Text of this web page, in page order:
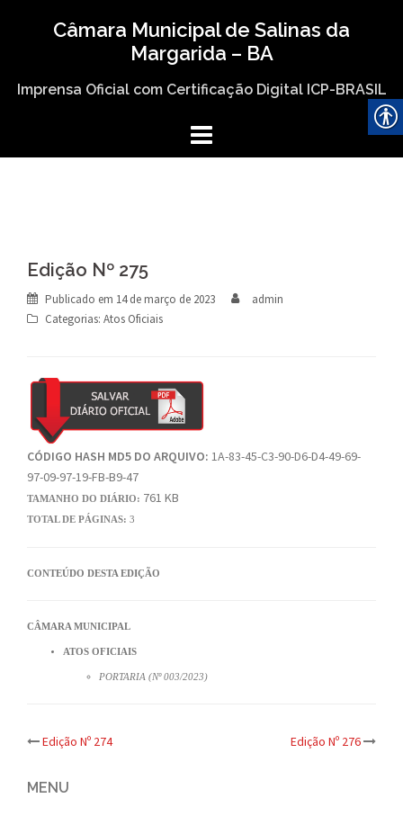
Câmara Municipal de Salinas da
Margarida – BA
Imprensa Oficial com Certificação Digital ICP-BRASIL
Edição Nº 275
Publicado em 14 de março de 2023
admin
Categorias: Atos Oficiais
CÓDIGO HASH MD5 DO ARQUIVO: 1A-83-45-C3-90-D6-D4-49-69-
97-09-97-19-FB-B9-47
TAMANHO DO DIÁRIO: 761 KB
TOTAL DE PÁGINAS: 3
CONTEÚDO DESTA EDIÇÃO
CÂMARA MUNICIPAL
ATOS OFICIAIS
PORTARIA (Nº 003/2023)
Post
navigation
Edição Nº 274 Edição Nº 276
MENU